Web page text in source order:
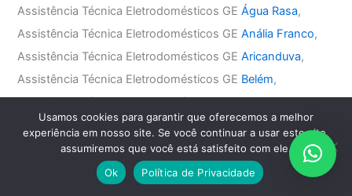
Assistência Técnica Eletrodomésticos GEÁgua Rasa,
Assistência Técnica Eletrodomésticos GEAnália Franco,
Assistência Técnica Eletrodomésticos GEAricanduva,
Assistência Técnica Eletrodomésticos GE Belém,
Assistência Técnica Eletrodomésticos GEPenha,
Assistência Técnica Eletrodomésticos GETatuapé,
Assistência Técnica Eletrodomésticos GEVila Carrão,
Usamos cookies para garantir que oferecemos a melhor
experiência em nosso site. Se você continuar a usar este site,
assumiremos que você está satisfeito com ele.
Ok
Política de Privacidade